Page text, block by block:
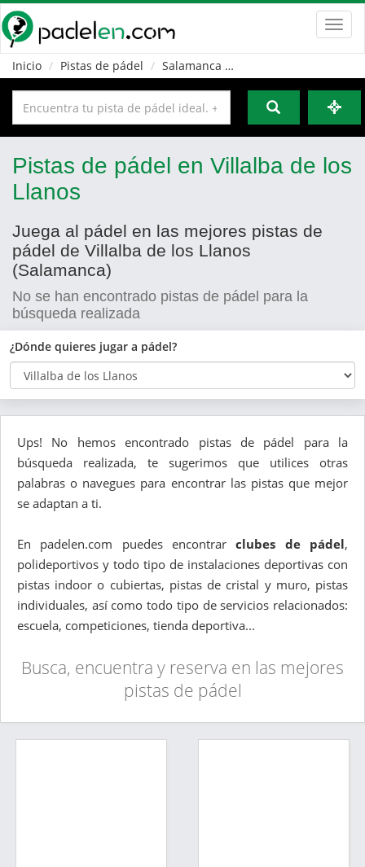
Inicio
Pistas de pádel Salamanca
Pistas de pádel en Villalba de los
Llanos
Juega al pádel en las mejores pistas de
pádel de Villalba de los Llanos
(Salamanca)
No se han encontrado pistas de pádel para la
búsqueda realizada
¿Dónde quieres jugar a pádel?
Ups! No hemos encontrado pistas de pádel para la
búsqueda realizada, te sugerimos que utilices otras
palabras o navegues para encontrar las pistas que mejor
se adaptan a ti.
En padelen.com puedes encontrarclubes de pádel,
polideportivos y todo tipo de instalaciones deportivas con
pistas indoor o cubiertas, pistas de cristal y muro, pistas
individuales, así como todo tipo de servicios relacionados:
escuela, competiciones, tienda deportiva...
Busca, encuentra y reserva en las mejores
pistas de pádel